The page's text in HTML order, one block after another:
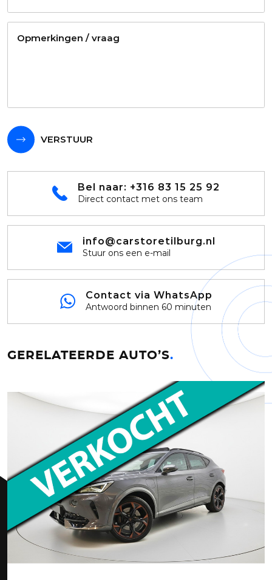
VERSTUUR
Bel naar: +316 83 15 25 92
Direct contact met ons team
info@carstoretilburg.nl
Stuur ons een e-mail
Contact via WhatsApp
Antwoord binnen 60 minuten
GERELATEERDE AUTO’S.